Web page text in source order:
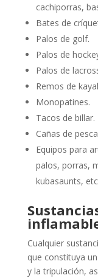
cachiporras,
Bates de
Palos de golf.
Palos de
Palos de
Remos de
Monopatines.
Tacos de billar.
Cañas de
Equipos para
palos, porras,
kubasaunts,
Cualquier
que constituya
y la tripulación,